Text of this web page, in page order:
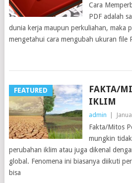
Cara
PDF adalah
dunia kerja maupun perkuliahan, maka
mengetahui cara mengubah ukuran file
FEATURED
FAKTA/
IKLIM
admin
Fakta/Mitos
mungkin
perubahan iklim atau juga dikenal
global. Fenomena ini biasanya diikuti
bisa